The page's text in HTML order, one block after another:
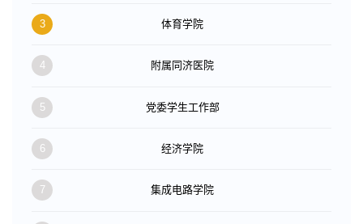
3 体育学院
4 附属同济医院
5 党委学生工作部
6 经济学院
7 集成电路学院